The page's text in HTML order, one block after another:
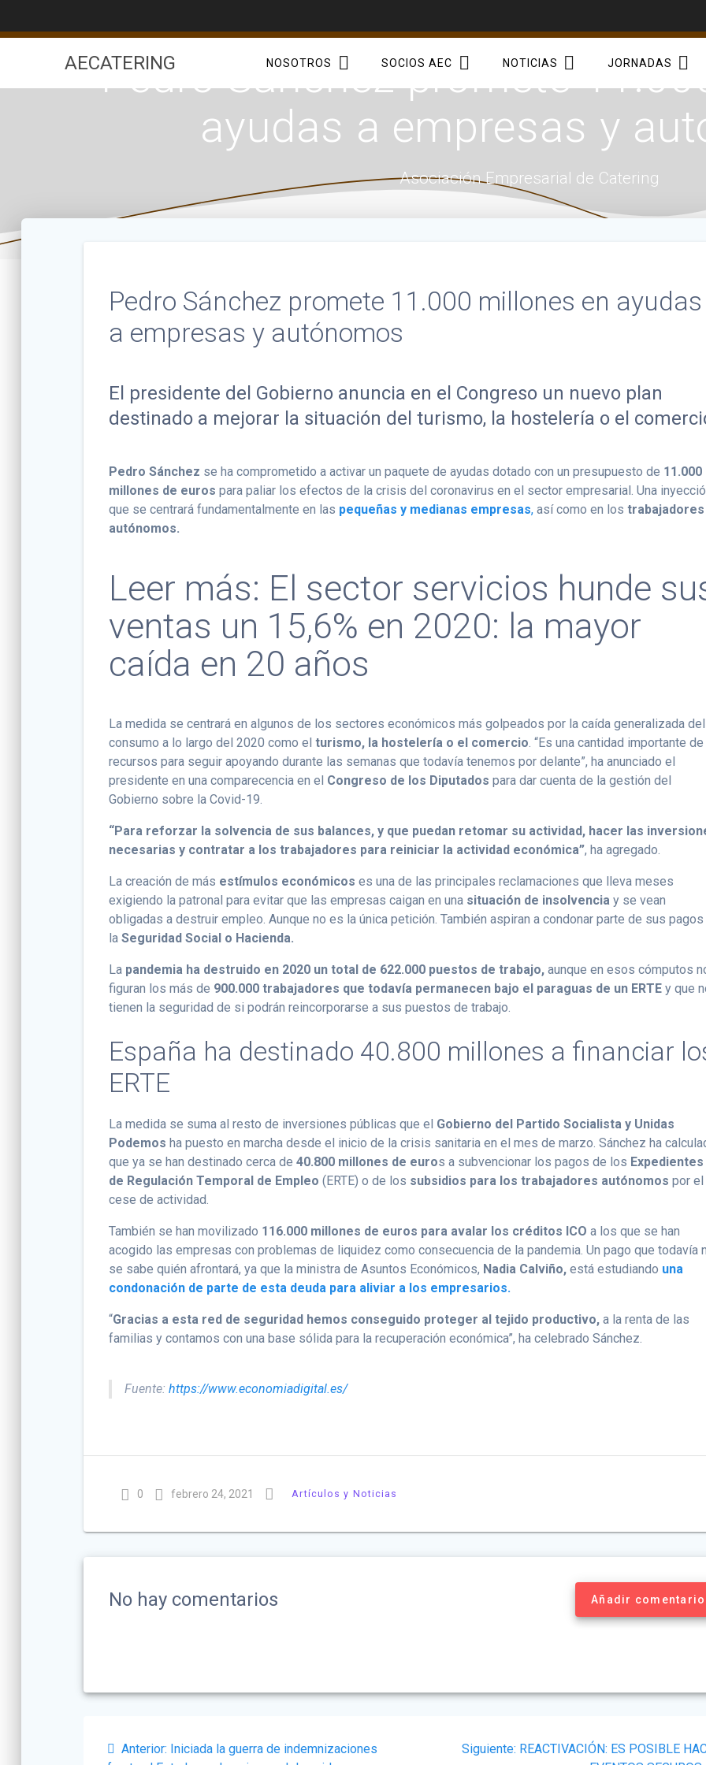
AECATERING NOSOTROS SOCIOS AEC NOTICIAS JORNADAS
Pedro Sánchez promete
ayudas a empresas y
Asociación Empresarial de Catering
Pedro Sánchez promete 11.000 millones en ayudas
a empresas y autónomos
El presidente del Gobierno anuncia en el Congreso un nuevo plan
destinado a mejorar la situación del turismo, la hostelería o el
Pedro Sánchez se ha comprometido a activar un paquete de ayudas dotado con un presupuesto de 11.000
millones de eurospara paliar los efectos de la crisis del coronavirus en el sector empresarial. Una
que se centrará fundamentalmente en las pequeñas y medianas empresas, así como en lostrabajadores
autónomos.
Leer más: El sector servicios hunde
ventas un 15,6% en 2020: la mayor
caída en 20 años
La medida se centrará en algunos de los sectores económicos más golpeados por la caída generalizada del
consumo a lo largo del 2020 como elturismo, la hostelería o el comercio. “Es una cantidad importante de
recursos para seguir apoyando durante las semanas que todavía tenemos por delante”, ha anunciado el
presidente en una comparecencia en el Congreso de los Diputados para dar cuenta de la gestión del
Gobierno sobre la Covid-19.
“Para reforzar la solvencia de sus balances, y que puedan retomar su actividad, hacer las
necesarias y contratar a los trabajadores para reiniciar la actividad económica”, ha agregado.
La creación de más estímulos económicos es una de las principales reclamaciones que lleva meses
exigiendo la patronal para evitar que las empresas caigan en una situación de insolvencia y se vean
obligadas a destruir empleo. Aunque no es la única petición. También aspiran a condonar parte de sus pagos
la Seguridad Social o Hacienda.
La pandemia ha destruido en 2020 un total de 622.000 puestos de trabajo, aunque en esos cómputos
figuran los más de 900.000 trabajadores que todavía permanecen bajo el paraguas de un ERTEy que
tienen la seguridad de si podrán reincorporarse a sus puestos de trabajo.
España ha destinado 40.800 millones a financiar
ERTE
La medida se suma al resto de inversiones públicas que el Gobierno del Partido Socialista y Unidas
Podemos ha puesto en marcha desde el inicio de la crisis sanitaria en el mes de marzo. Sánchez ha
que ya se han destinado cerca de40.800 millones de euros a subvencionar los pagos de los Expedientes
de Regulación Temporal de Empleo (ERTE) o de los subsidios para los trabajadores autónomos por el
cese de actividad.
También se han movilizado 116.000 millones de euros para avalar los créditos ICOa los que se han
acogido las empresas con problemas de liquidez como consecuencia de la pandemia. Un pago que todavía
se sabe quién afrontará, ya que la ministra de Asuntos Económicos, Nadia Calviño, está estudiando una
condonación de parte de esta deuda para aliviar a los empresarios.
“Gracias a esta red de seguridad hemos conseguido proteger al tejido productivo, a la renta de las
familias y contamos con una base sólida para la recuperación económica”, ha celebrado Sánchez.
Fuente:https://www.economiadigital.es/
0 febrero 24, 2021 Artículos y Noticias
No hay comentarios Añadir comentario
Navegación
Anterior: Post
Iniciada la guerra de indemnizaciones
Siguiente: Siguiente
REACTIVACIÓN: ES POSIBLE